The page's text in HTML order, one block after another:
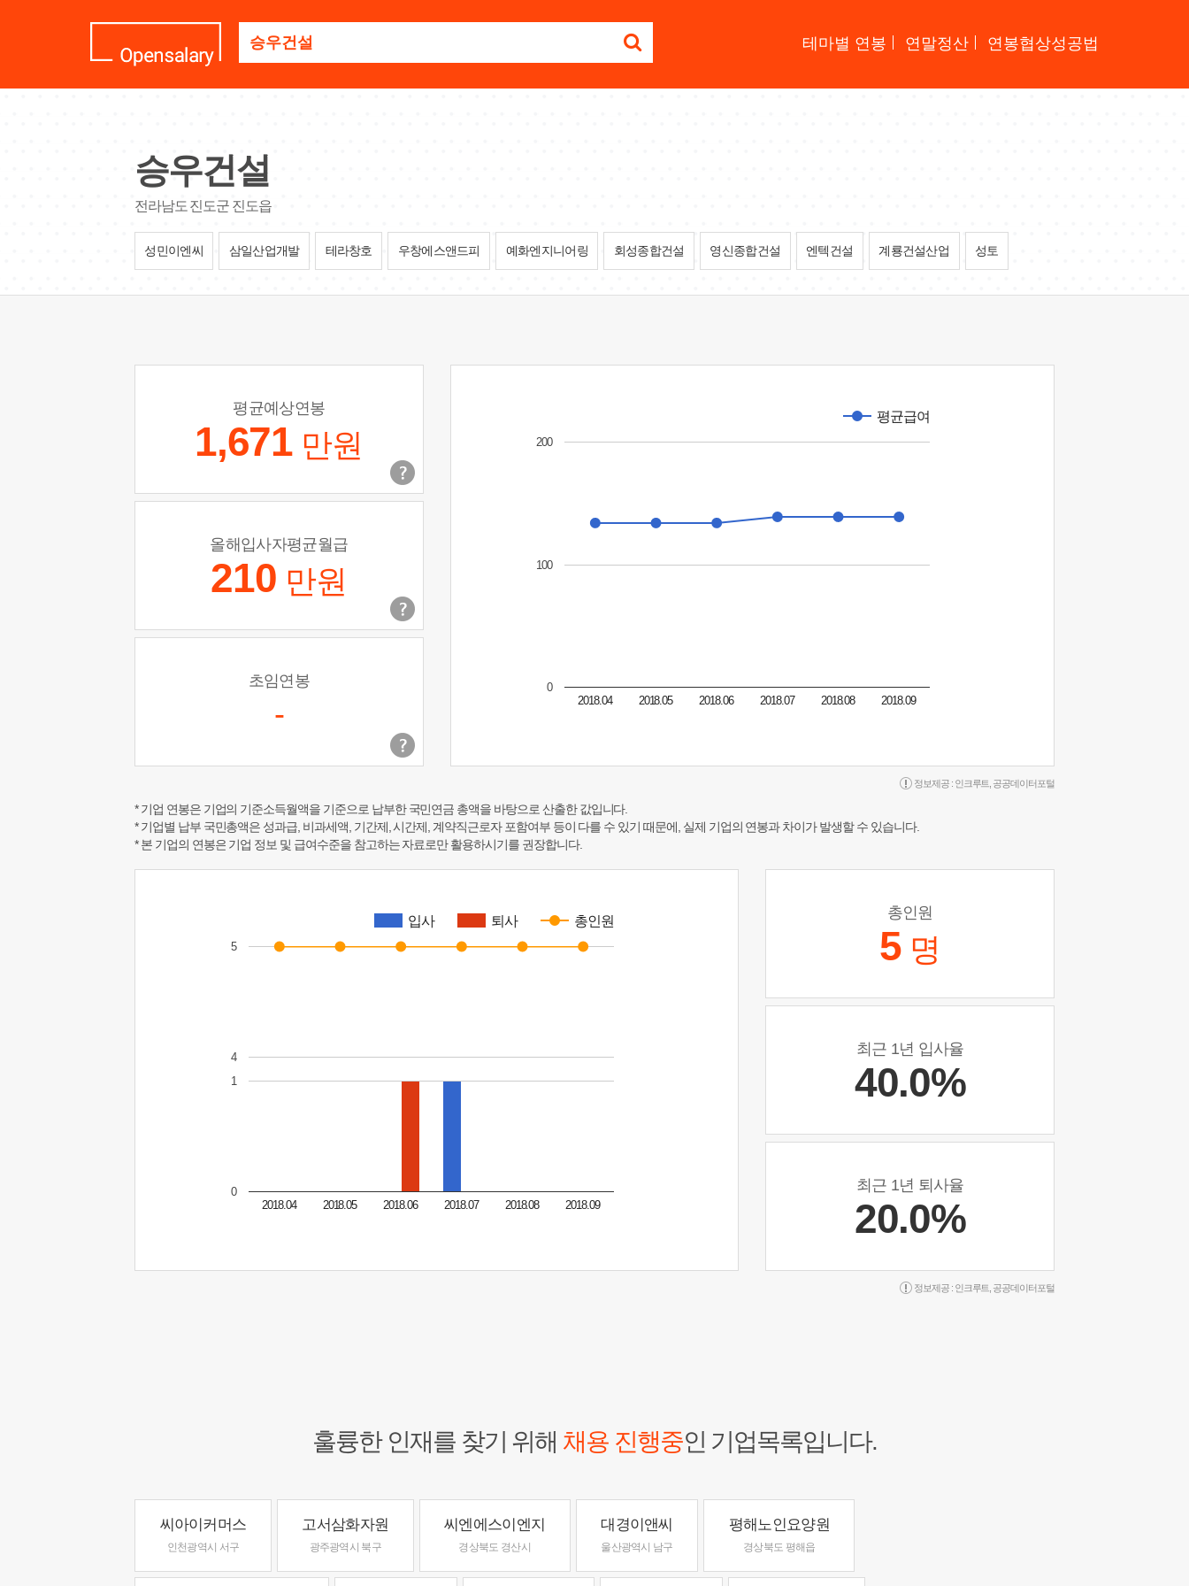
명
세
요
테마별 연봉 연말정산 연봉협상성공법
승우건설
전라남도 진도군 진도읍
성민이엔씨 삼일산업개발 테라창호 우창에스앤드피 예화엔지니어링 회성종합건설 영신종합건설 엔텍건설 계룡건설산업 성토
평균예상연봉
1,671 만원
올해입사자평균월급
210 만원
초임연봉
-
평균급여
2018.04 2018.05 2018.06 2018.07 2018.08 2018.09
0
100
200
정보제공 : 인크루트 공공데이터포털
* 기업 연봉은 기업의 기준소득월액을 기준으로 납부한 국민연금 총액을 바탕으로 산출한 값입니다.
* 기업별 납부 국민총액은 성과급, 비과세액, 기간제, 시간제, 계약직근로자 포함여부 등이 다를 수 있기 때문에, 실제 기업의 연봉과 차이가 발생할 수 있습니다.
* 본 기업의 연봉은 기업 정보 및 급여수준을 참고하는 자료로만 활용하시기를 권장합니다.
입사 퇴사 총인원
2018.04 2018.05 2018.06 2018.07 2018.08 2018.09
0
1
4
5
총인원
5 명
최근 1년 입사율
40.0%
최근 1년 퇴사율
20.0%
정보제공 : 인크루트 공공데이터포털
훌륭한 인재를 찾기 위해 채용 진행중인 기업목록입니다.
씨아이커머스
인천광역시 서구
고서삼화자원
광주광역시 북구
씨엔에스이엔지
경상북도 경산시
대경이앤씨
울산광역시 남구
평해노인요양원
경상북도 평해읍